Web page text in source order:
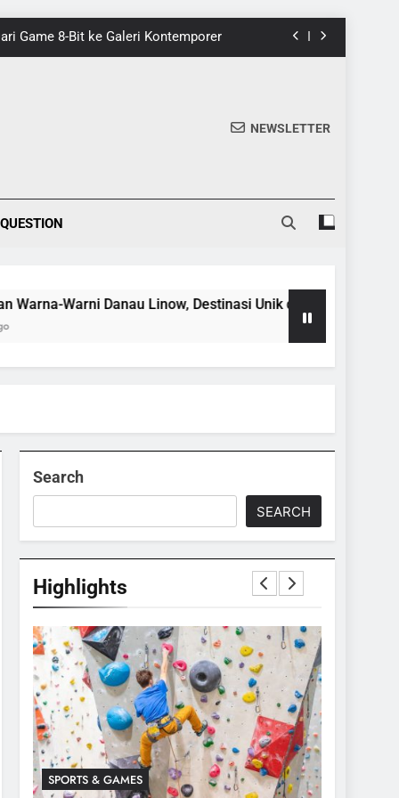
Game 8-Bit ke Galeri Kontemporer
di Tomohon yang Wajib Dikunjungi
NEWSLETTER
Warni Danau Linow, Destinasi Unik di Tomohon yang
Search
SEARCH
Highlights
SPORTS & GAMES